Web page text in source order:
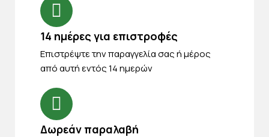
14 ημέρες για επιστροφές
Eπιστρέψτε την παραγγελία σας ή μέρος
από αυτή εντός 14 ημερών
Δωρεάν παραλαβή